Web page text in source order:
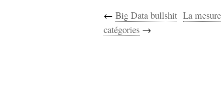
← Big Data bullshit La
catégories →